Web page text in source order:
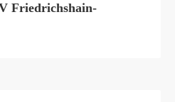
Friedrichshain-